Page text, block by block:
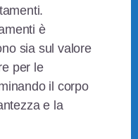
è
sia sul valore
per le
il corpo
e la